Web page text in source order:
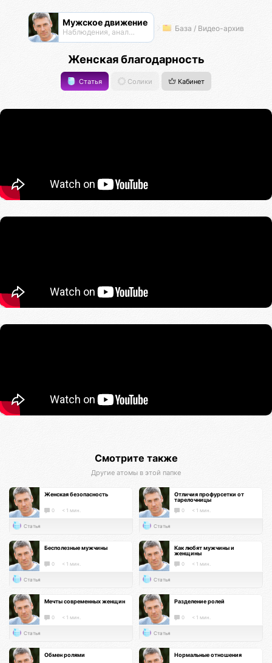
Мужское движение
Наблюдения, анализ, обсуждения База / Видео-архив
Женская благодарность
Статья Солики Кабинет
Смотрите также
Другие атомы в этой папке
Женская безопасность
0 < 1 мин.
Статья
Отличия профурсетки от
тарелочницы
0 < 1 мин.
Статья
Бесполезные мужчины
0 < 1 мин.
Статья
Как любят мужчины и
женщины
0 < 1 мин.
Статья
Мечты современных женщин
0 < 1 мин.
Статья
Разделение ролей
0 < 1 мин.
Статья
Обмен ролями Нормальные отношения